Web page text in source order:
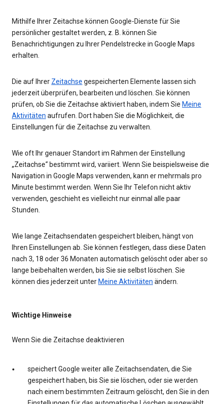
Mithilfe Ihrer Zeitachse können Google-Dienste für Sie
persönlicher gestaltet werden, z. B. können Sie
Benachrichtigungen zu Ihrer Pendelstrecke in Google Maps
erhalten.
Die auf Ihrer Zeitachse gespeicherten Elemente lassen sich
jederzeit überprüfen, bearbeiten und löschen. Sie können
prüfen, ob Sie die Zeitachse aktiviert haben, indem Sie Meine
Aktivitäten aufrufen. Dort haben Sie die Möglichkeit, die
Einstellungen für die Zeitachse zu verwalten.
Wie oft Ihr genauer Standort im Rahmen der Einstellung
„Zeitachse“ bestimmt wird, variiert. Wenn Sie beispielsweise die
Navigation in Google Maps verwenden, kann er mehrmals pro
Minute bestimmt werden. Wenn Sie Ihr Telefon nicht aktiv
verwenden, geschieht es vielleicht nur einmal alle paar
Stunden.
Wie lange Zeitachsendaten gespeichert bleiben, hängt von
Ihren Einstellungen ab. Sie können festlegen, dass diese Daten
nach 3, 18 oder 36 Monaten automatisch gelöscht oder aber so
lange beibehalten werden, bis Sie sie selbst löschen. Sie
können dies jederzeit unter Meine Aktivitäten ändern.
Wichtige Hinweise
Wenn Sie die Zeitachse deaktivieren
speichert Google weiter alle Zeitachsendaten, die Sie
gespeichert haben, bis Sie sie löschen, oder sie werden
nach einem bestimmten Zeitraum gelöscht, den Sie in den